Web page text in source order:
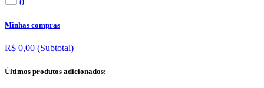
0
Minhas compras
R$ 0,00 (Subtotal)
Últimos produtos adicionados: